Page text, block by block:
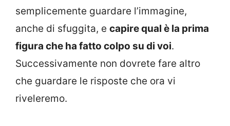
semplicemente guardare l’immagine,
anche di sfuggita, e capire qual è la prima
figura che ha fatto colpo su di voi.
Successivamente non dovrete fare altro
che guardare le risposte che ora vi
riveleremo.